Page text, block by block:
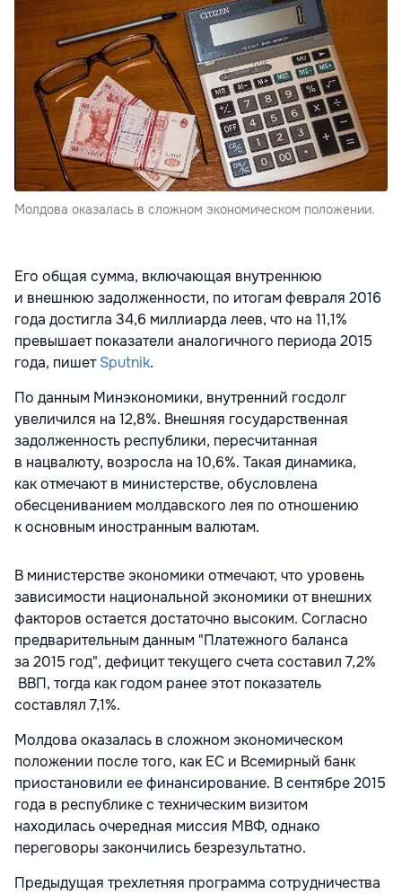
Молдова оказалась в сложном экономическом положении.
Его общая сумма, включающая внутреннюю
и внешнюю задолженности, по итогам февраля 2016
года достигла 34,6 миллиарда леев, что на 11,1%
превышает показатели аналогичного периода 2015
года, пишетSputnik.
По данным Минэкономики, внутренний госдолг
увеличился на 12,8%. Внешняя государственная
задолженность республики, пересчитанная
в нацвалюту, возросла на 10,6%. Такая динамика,
как отмечают в министерстве, обусловлена
обесцениванием молдавского лея по отношению
к основным иностранным валютам.
В министерстве экономики отмечают, что уровень
зависимости национальной экономики от внешних
факторов остается достаточно высоким. Согласно
предварительным данным "Платежного баланса
за 2015 год", дефицит текущего счета составил 7,2%
ВВП, тогда как годом ранее этот показатель
составлял 7,1%.
Молдова оказалась в сложном экономическом
положении после того, как ЕС и Всемирный банк
приостановили ее финансирование. В сентябре 2015
года в республике с техническим визитом
находилась очередная миссия МВФ, однако
переговоры закончились безрезультатно.
Предыдущая трехлетняя программа сотрудничества